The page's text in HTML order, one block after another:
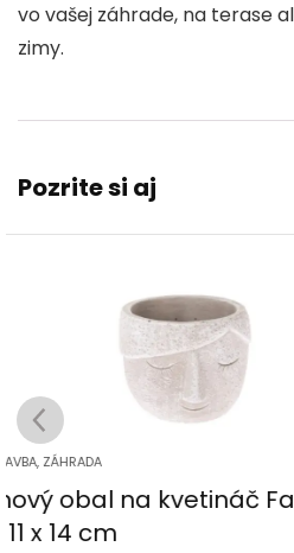
vo vašej záhrade, na terase
zimy.
Pozrite si aj
DIELŇA, STAVBA, ZÁHRADA
Keramický obal na
x 13,5 cm